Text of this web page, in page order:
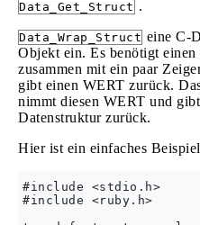
Data_Get_Struct .
Data_Wrap_Struct eine C-
Objekt ein. Es benötigt
zusammen mit ein paar
gibt einen WERT zurück.
nimmt diesen WERT und
Datenstruktur zurück.
Hier ist ein einfaches
#include <stdio.h>
#include <ruby.h>